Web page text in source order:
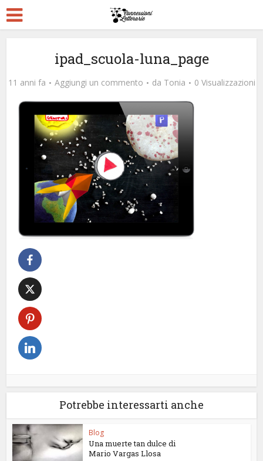
ipad_scuola-luna_page
11 anni fa Aggiungi un commento da Tonia 0 Visualizzazioni
Potrebbe interessarti anche
Blog
Una muerte tan dulce di
Mario Vargas Llosa